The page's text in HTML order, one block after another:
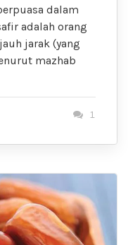
dalam
adalah orang
jarak (yang
mazhab
1